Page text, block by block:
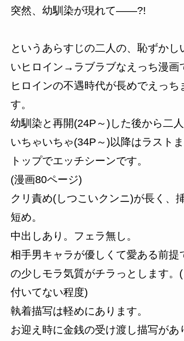
突然、幼馴染が現れて――?!
というあらすじの二人の、恥ずかし
いヒロイン→ラブラブなえっち漫画
ヒロインの不遇時代が長めでえっち
す。
幼馴染と再開(24P～)した後から二
いちゃいちゃ(34P～)以降はラスト
トップでエッチシーンです。
(漫画80ページ)
クリ責め(しつこいクンニ)が長く、
短め。
中出しあり。フェラ無し。
相手男キャラが優しくて愛ある前提
の少しモラ気質がチラっとします。
付いてない程度)
執着描写は軽めにあります。
お迎え時に金銭の受け渡し描写があ